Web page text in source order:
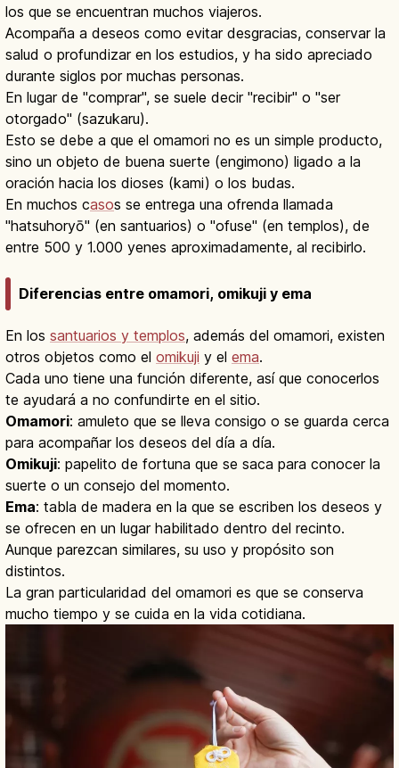
los que se encuentran muchos viajeros.
Acompaña a deseos como evitar desgracias, conservar la
salud o profundizar en los estudios, y ha sido apreciado
durante siglos por muchas personas.
En lugar de "comprar", se suele decir "recibir" o "ser
otorgado" (sazukaru).
Esto se debe a que el omamori no es un simple producto,
sino un objeto de buena suerte (engimono) ligado a la
oración hacia los dioses (kami) o los budas.
En muchos casos se entrega una ofrenda llamada
"hatsuhoryō" (en santuarios) o "ofuse" (en templos), de
entre 500 y 1.000 yenes aproximadamente, al recibirlo.
Diferencias entre omamori, omikuji y ema
En los santuarios y templos, además del omamori, existen
otros objetos como el omikuji y el ema.
Cada uno tiene una función diferente, así que conocerlos
te ayudará a no confundirte en el sitio.
Omamori: amuleto que se lleva consigo o se guarda cerca
para acompañar los deseos del día a día.
Omikuji: papelito de fortuna que se saca para conocer la
suerte o un consejo del momento.
Ema: tabla de madera en la que se escriben los deseos y
se ofrecen en un lugar habilitado dentro del recinto.
Aunque parezcan similares, su uso y propósito son
distintos.
La gran particularidad del omamori es que se conserva
mucho tiempo y se cuida en la vida cotidiana.